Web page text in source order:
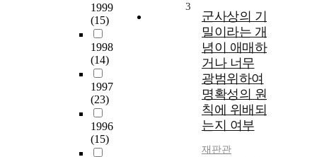
1999
(15)
1998
(14)
1997
(23)
1996
(15)
3
군사상의 기
밀이라는 개
념이 애매하
거나 너무
광범위하여
명확성의 원
칙에 위배되
는지 여부
재판관